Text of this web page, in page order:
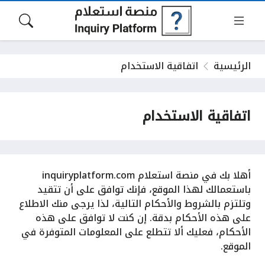
الرئيسية اتفاقية الاستخدام
اتفاقية الاستخدام
أهلا بك في منصة استعلام inquiryplatform.com
باستعمالك لهذا الموقع، فإنك توافق على أن تتقيد
وتلتزم بالشروط والأحكام التالية، لذا يرجى منك الاطلاع
على هذه الأحكام بدقة. إن كنت لا توافق على هذه
الأحكام، فعليك ألا تتطلع على المعلومات المتوفرة في
الموقع.